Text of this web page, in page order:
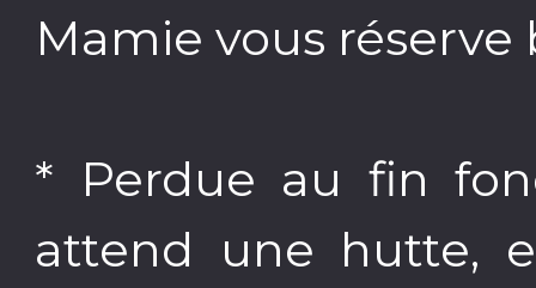
Mamie vous réserve
* Perdue au fin
attend une hutte,